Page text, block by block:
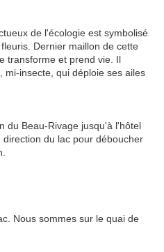
de l'écologie est symbolisé
Dernier maillon de cette
transforme et prend vie. Il
mi-insecte, qui déploie ses ailes
du Beau-Rivage jusqu'à l'hôtel
du lac pour déboucher
Nous sommes sur le quai de